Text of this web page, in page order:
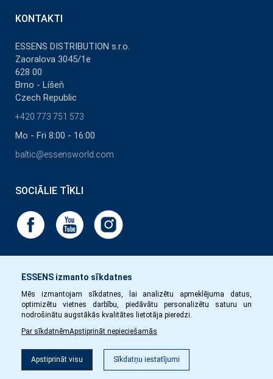
Filtrs
ESSENS izmanto sīkdatnes
Mēs izmantojam sīkdatnes, lai analizētu apmeklējuma datus,
optimizētu vietnes darbību, piedāvātu personalizētu saturu un
nodrošinātu augstākās kvalitātes lietotāja pieredzi.
Par sīkdatnēmApstiprināt nepieciešamās
Apstiprināt visu Sīkdatņu iestatījumi
KONTAKTI
ESSENS DISTRIBUTION s.r.o.
Zaoralova 3045/1e
628 00
Brno - Líšeň
Czech Republic
+420 773 751 573
Mo - Fri 8:00 - 16:00
baltic@essensworld.com
SOCIĀLIE TĪKLI